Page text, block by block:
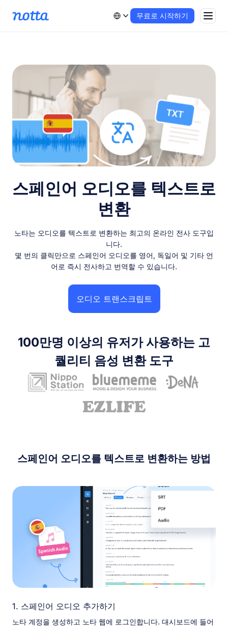
무료로 시작하기
스페인어 오디오를 텍스트로
변환
노타는 오디오를 텍스트로 변환하는 최고의 온라인 전사 도구입
니다.
몇 번의 클릭만으로 스페인어 오디오를 영어, 독일어 및 기타 언
어로 즉시 전사하고 번역할 수 있습니다.
오디오 트랜스크립트
100만명 이상의 유저가 사용하는 고
퀄리티 음성 변환 도구
스페인어 오디오를 텍스트로 변환하는 방법
1. 스페인어 오디오 추가하기
노타 계정을 생성하고 노타 웹에 로그인합니다. 대시보드에 들어